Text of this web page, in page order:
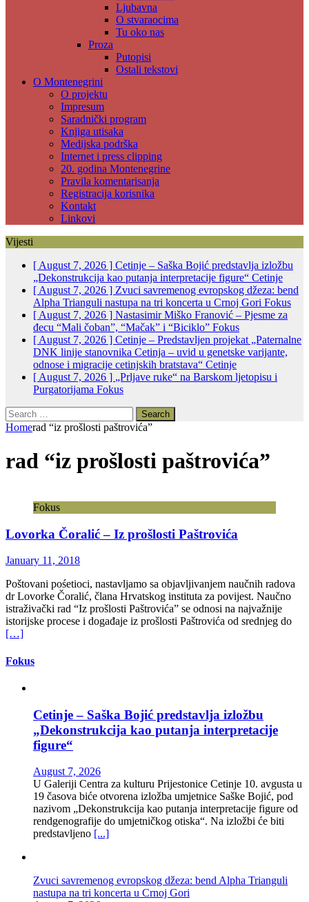
Ljubavna
O stvaraocima
Tu oko nas
Proza
Putopisi
Ostali tekstovi
O Montenegrini
O projektu
Impresum
Saradnički program
Knjiga utisaka
Medijska podrška
Internet i press clipping
20. godina Montenegrine
Pravila komentarisanja
Registracija korisnika
Kontakt
Linkovi
Vijesti
[ August 7, 2026 ] Cetinje – Saška Bojić predstavlja izložbu
„Dekonstrukcija kao putanja interpretacije figure“ Cetinje
[ August 7, 2026 ] Zvuci savremenog evropskog džeza: bend
Alpha Trianguli nastupa na tri koncerta u Crnoj Gori Fokus
[ August 7, 2026 ] Nastasimir Miško Franović – Pjesme za
đecu “Mali čoban”, “Mačak” i “Biciklo” Fokus
[ August 7, 2026 ] Cetinje – Predstavljen projekat „Paternalne
DNK linije stanovnika Cetinja – uvid u genetske varijante,
odnose i migracije cetinjskih bratstava“ Cetinje
[ August 7, 2026 ] „Prljave ruke“ na Barskom ljetopisu i
Purgatorijama Fokus
Search
for:
Homerad “iz prošlosti paštrovića”
rad “iz prošlosti paštrovića”
Fokus
Lovorka Čoralić – Iz prošlosti Paštrovića
January 11, 2018
Poštovani pośetioci, nastavljamo sa objavljivanjem naučnih radova
dr Lovorke Čoralić, člana Hrvatskog instituta za povijest. Naučno
istraživački rad “Iz prošlosti Paštrovića” se odnosi na najvažnije
istorijske procese i događaje iz prošlosti Paštrovića od srednjeg do
[…]
Fokus
Cetinje – Saška Bojić predstavlja izložbu
„Dekonstrukcija kao putanja interpretacije
figure“
August 7, 2026
U Galeriji Centra za kulturu Prijestonice Cetinje 10. avgusta u
19 časova biće otvorena izložba umjetnice Saške Bojić, pod
nazivom „Dekonstrukcija kao putanja interpretacije figure od
rendgenografije do umjetničkog otiska“. Na izložbi će biti
predstavljeno [...]
Zvuci savremenog evropskog džeza: bend Alpha Trianguli
nastupa na tri koncerta u Crnoj Gori